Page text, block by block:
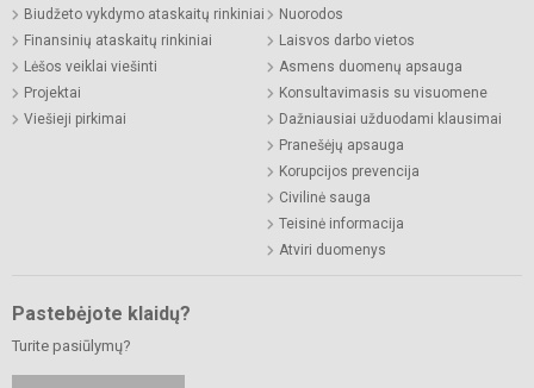
Biudžeto vykdymo ataskaitų rinkiniai
Finansinių ataskaitų rinkiniai
Lėšos veiklai viešinti
Projektai
Viešieji pirkimai
Nuorodos
Laisvos darbo vietos
Asmens duomenų apsauga
Konsultavimasis su visuomene
Dažniausiai užduodami klausimai
Pranešėjų apsauga
Korupcijos prevencija
Civilinė sauga
Teisinė informacija
Atviri duomenys
Pastebėjote klaidų?
Turite pasiūlymų?